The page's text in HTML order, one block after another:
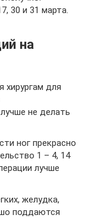
30 и 31 марта.
на
хирургам для
не делать
ног прекрасно
1 – 4, 14
лучше
желудка,
поддаются